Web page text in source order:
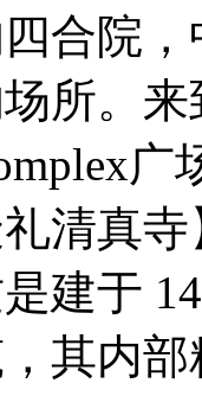
合院
所。
清真
建于
其内